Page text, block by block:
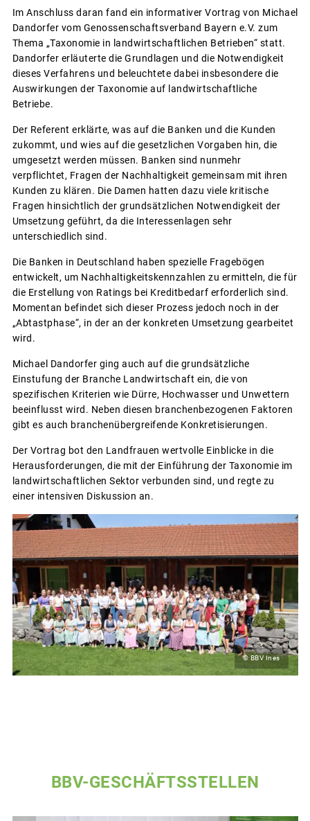
Im Anschluss daran fand ein informativer Vortrag von Michael
Dandorfer vom Genossenschaftsverband Bayern e.V. zum
Thema „Taxonomie in landwirtschaftlichen Betrieben“ statt.
Dandorfer erläuterte die Grundlagen und die Notwendigkeit
dieses Verfahrens und beleuchtete dabei insbesondere die
Auswirkungen der Taxonomie auf landwirtschaftliche
Betriebe.
Der Referent erklärte, was auf die Banken und die Kunden
zukommt, und wies auf die gesetzlichen Vorgaben hin, die
umgesetzt werden müssen. Banken sind nunmehr
verpflichtet, Fragen der Nachhaltigkeit gemeinsam mit ihren
Kunden zu klären. Die Damen hatten dazu viele kritische
Fragen hinsichtlich der grundsätzlichen Notwendigkeit der
Umsetzung geführt, da die Interessenlagen sehr
unterschiedlich sind.
Die Banken in Deutschland haben spezielle Fragebögen
entwickelt, um Nachhaltigkeitskennzahlen zu ermitteln, die für
die Erstellung von Ratings bei Kreditbedarf erforderlich sind.
Momentan befindet sich dieser Prozess jedoch noch in der
„Abtastphase“, in der an der konkreten Umsetzung gearbeitet
wird.
Michael Dandorfer ging auch auf die grundsätzliche
Einstufung der Branche Landwirtschaft ein, die von
spezifischen Kriterien wie Dürre, Hochwasser und Unwettern
beeinflusst wird. Neben diesen branchenbezogenen Faktoren
gibt es auch branchenübergreifende Konkretisierungen.
Der Vortrag bot den Landfrauen wertvolle Einblicke in die
Herausforderungen, die mit der Einführung der Taxonomie im
landwirtschaftlichen Sektor verbunden sind, und regte zu
einer intensiven Diskussion an.
© BBV Ines
BBV-GESCHÄFTSSTELLEN